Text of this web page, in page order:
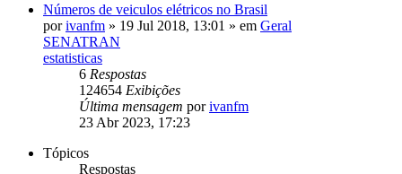
Números de veiculos elétricos no Brasil
porivanfm » 19 Jul 2018, 13:01 » em Geral
SENATRAN
estatisticas
6 Respostas
124654 Exibições
Última mensagem porivanfm
23 Abr 2023, 17:23
Tópicos
Respostas